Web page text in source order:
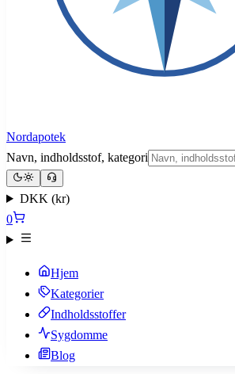
Nordapotek
Navn, indholdsstof, kategori
DKK (kr)
0
Hjem
Kategorier
Indholdsstoffer
Sygdomme
Blog